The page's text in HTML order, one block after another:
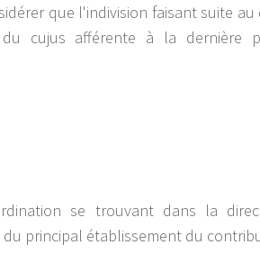
que l'indivision faisant suite au
cujus afférente à la dernière
se trouvant dans la
principal établissement du